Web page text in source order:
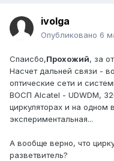
ivolga
Опубликовано 6
Спаисбо,Прохожий, за
Насчет дальней связи -
оптические сети и
ВОСП Alcatel - UDWDM,
циркуляторах и на одном
экспериментальная...
А вообще верно, что
разветвитель?